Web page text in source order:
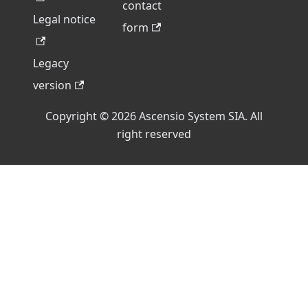
Legal notice
Legacy
version
contact
form
Copyright © 2026 Ascensio System SIA. All
right reserved